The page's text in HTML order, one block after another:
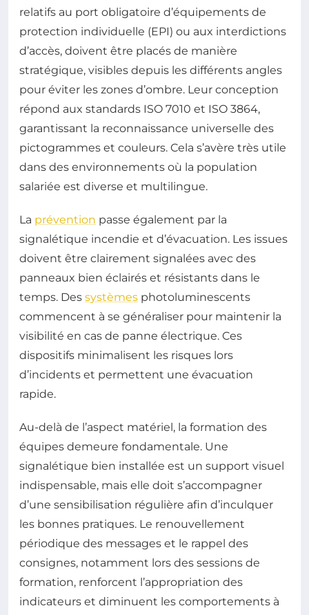
relatifs au port obligatoire d’équipements de
protection individuelle (EPI) ou aux interdictions
d’accès, doivent être placés de manière
stratégique, visibles depuis les différents angles
pour éviter les zones d’ombre. Leur conception
répond aux standards ISO 7010 et ISO 3864,
garantissant la reconnaissance universelle des
pictogrammes et couleurs. Cela s’avère très utile
dans des environnements où la population
salariée est diverse et multilingue.
La prévention passe également par la
signalétique incendie et d’évacuation. Les issues
doivent être clairement signalées avec des
panneaux bien éclairés et résistants dans le
temps. Des systèmes photoluminescents
commencent à se généraliser pour maintenir la
visibilité en cas de panne électrique. Ces
dispositifs minimalisent les risques lors
d’incidents et permettent une évacuation
rapide.
Au-delà de l’aspect matériel, la formation des
équipes demeure fondamentale. Une
signalétique bien installée est un support visuel
indispensable, mais elle doit s’accompagner
d’une sensibilisation régulière afin d’inculquer
les bonnes pratiques. Le renouvellement
périodique des messages et le rappel des
consignes, notamment lors des sessions de
formation, renforcent l’appropriation des
indicateurs et diminuent les comportements à